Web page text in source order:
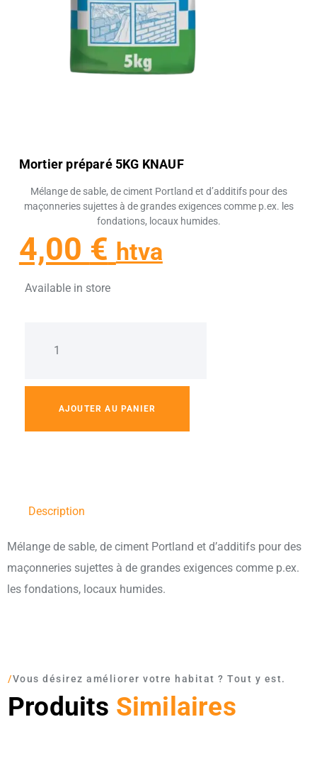
Mortier préparé 5KG KNAUF
Mélange de sable, de ciment Portland et d’additifs pour des
maçonneries sujettes à de grandes exigences comme p.ex. les
fondations, locaux humides.
4,00 € htva
Available in store
AJOUTER AU PANIER
Description
Mélange de sable, de ciment Portland et d’additifs pour des
maçonneries sujettes à de grandes exigences comme p.ex.
les fondations, locaux humides.
/Vous désirez améliorer votre habitat ? Tout y est.
Produits Similaires